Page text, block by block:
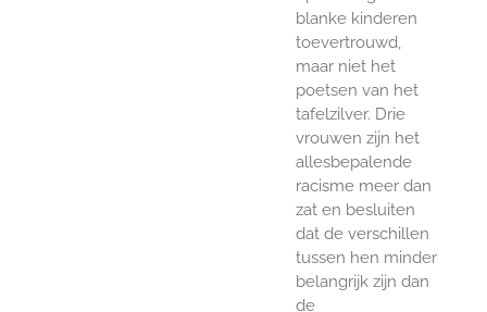
blanke kinderen
toevertrouwd,
maar niet het
poetsen van het
tafelzilver. Drie
vrouwen zijn het
allesbepalende
racisme meer dan
zat en besluiten
dat de verschillen
tussen hen minder
belangrijk zijn dan
de